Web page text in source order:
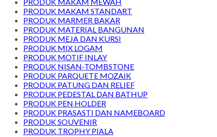
PRODUK MAKAM STANDART
PRODUK MARMER BAKAR
PRODUK MATERIAL BANGUNAN
PRODUK MEJA DAN KURSI
PRODUK MIX LOGAM
PRODUK MOTIF INLAY
PRODUK NISAN-TOMBSTONE
PRODUK PARQUETE MOZAIK
PRODUK PATUNG DAN RELIEF
PRODUK PEDESTAL DAN BATHUP
PRODUK PEN HOLDER
PRODUK PRASASTI DAN NAMEBOARD
PRODUK SOUVENIR
PRODUK TROPHY PIALA